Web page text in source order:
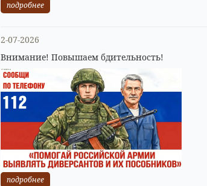
подробнее
2-07-2026
Внимание! Повышаем бдительность!
подробнее